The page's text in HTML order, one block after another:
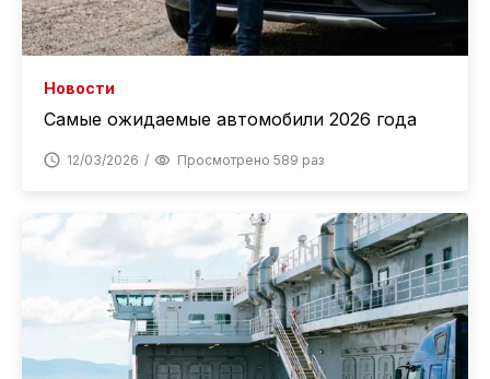
Новости
Самые ожидаемые автомобили 2026 года
12/03/2026 Просмотрено 589 раз